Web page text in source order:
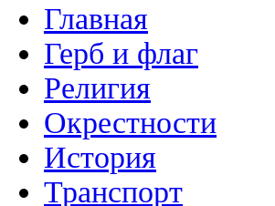
Главная
Герб и флаг
Религия
Окрестности
История
Транспорт